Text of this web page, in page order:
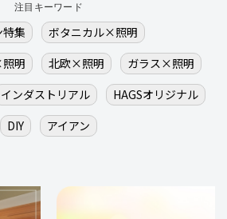
注目キーワード
特集
ボタニカル×照明
明
北欧×照明
ガラス×照明
インダストリアル
HAGSオリジナル
DIY
アイアン